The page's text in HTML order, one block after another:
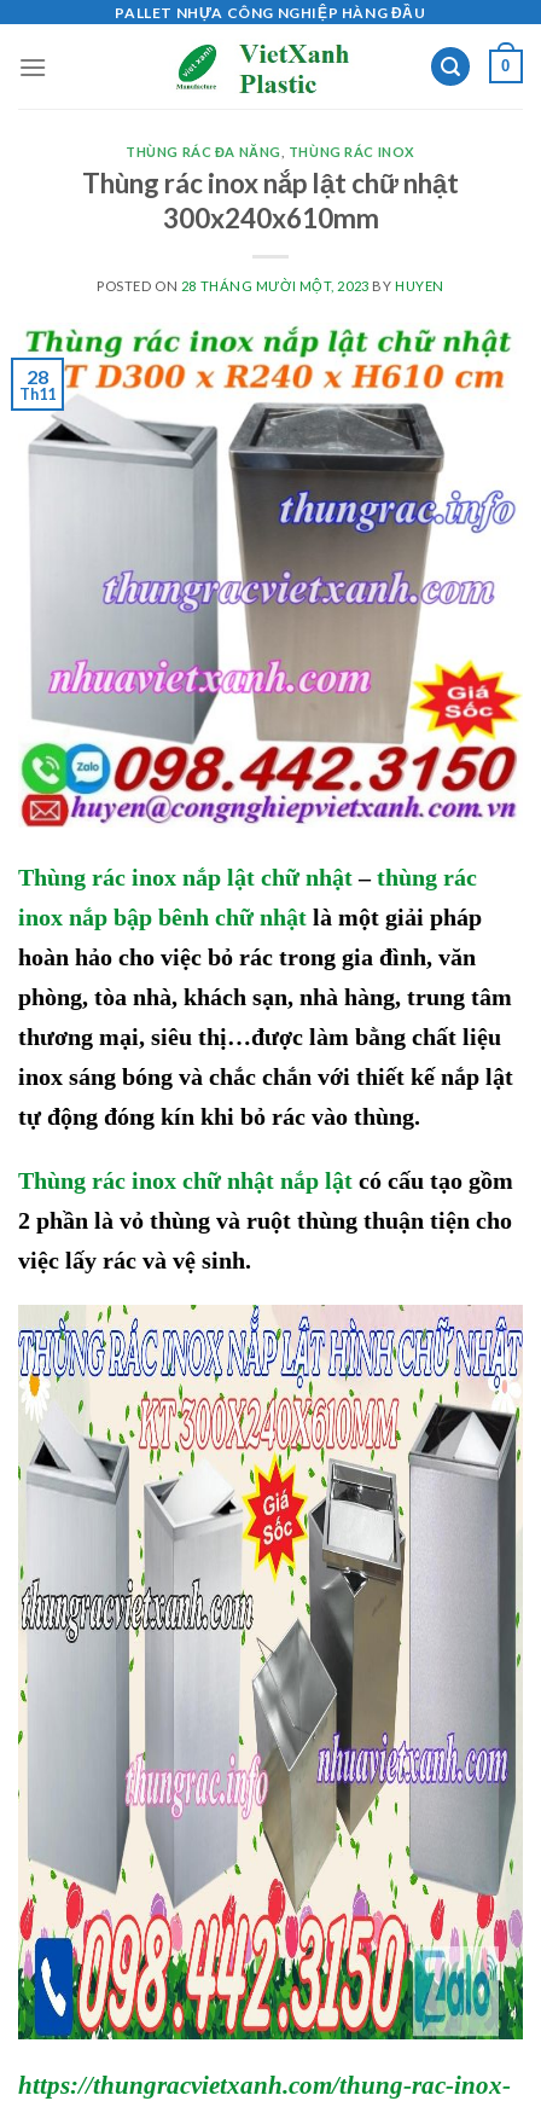
content
PALLET NHỰA CÔNG NGHIỆP HÀNG ĐẦU
0
THÙNG RÁC ĐA NĂNG THÙNG RÁC INOX
Thùng rác inox nắp lật chữ nhật
300x240x610mm
POSTED ON 28 THÁNG MƯỜI MỘT, 2023 BY HUYEN
28
Th11
Thùng rác inox nắp lật chữ nhật–thùng rác
inox nắp bập bênh chữ nhật là một giải pháp
hoàn hảo cho việc bỏ rác trong gia đình, văn
phòng, tòa nhà, khách sạn, nhà hàng, trung tâm
thương mại, siêu thị…được làm bằng chất liệu
inox sáng bóng và chắc chắn với thiết kế nắp lật
tự động đóng kín khi bỏ rác vào thùng.
Thùng rác inox chữ nhật nắp lật có cấu tạo gồm
2 phần là vỏ thùng và ruột thùng thuận tiện cho
việc lấy rác và vệ sinh.
https://thungracvietxanh.com/thung-rac-inox-